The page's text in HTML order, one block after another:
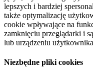
lepszych i bardziej
także optymalizację
cookie wpływające na
zamknięciu przeglądarki i
lub urządzeniu
Niezbędne pliki cookies